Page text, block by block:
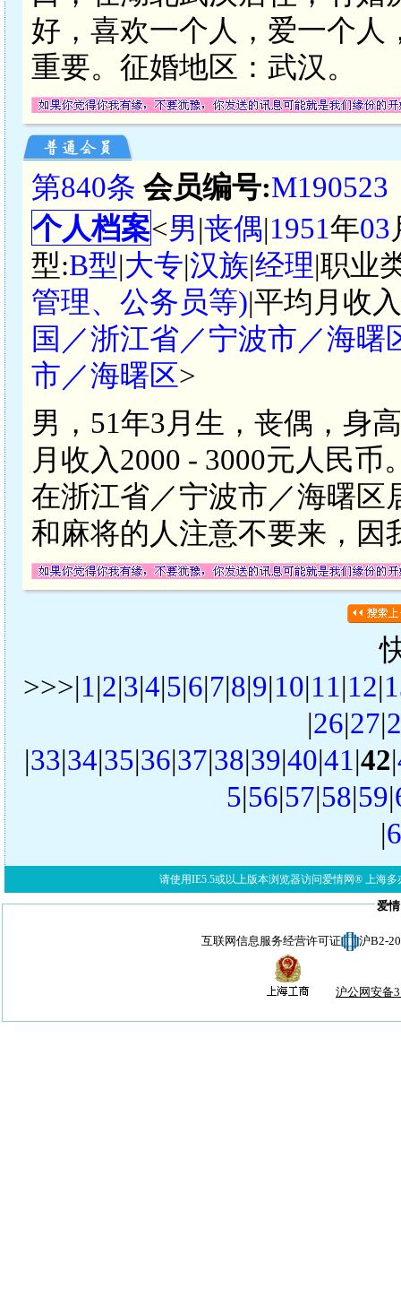
好，喜欢一个人，爱一个人
重要。征婚地区：武汉。
第840条 会员编号:M190523
个人档案<男|丧偶|1951年03
型:B型|大专|汉族|经理|职业
管理、公务员等)|平均月收
国／浙江省／宁波市／海曙
市／海曙区>
男，51年3月生，丧偶，身
月收入2000 - 3000元人民
在浙江省／宁波市／海曙区
和麻将的人注意不要来，因
>>>|1|2|3|4|5|6|7|8|9|10|11|12|
|26|27|
|33|34|35|36|37|38|39|40|41|42|
5|56|57|58|59|
|
请使用IE5.5或以上版本浏览器访问爱情网® 上海多
爱
互联网信息服务经营许可证 沪B2-
沪公网安备